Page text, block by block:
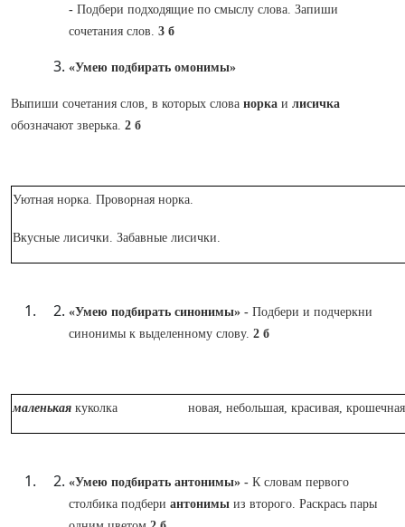
- Подбери подходящие по смыслу слова. Запиши
сочетания слов. 3 б
«Умею подбирать омонимы»
Выпиши сочетания слов, в которых слова норка и лисичка
обозначают зверька. 2 б
Уютная норка. Проворная норка.
Вкусные лисички. Забавные лисички.
«Умею подбирать синонимы» - Подбери и подчеркни
синонимы к выделенному слову. 2 б
маленькая куколка новая, небольшая, красивая, крошечная
«Умею подбирать антонимы» - К словам первого
столбика подбери антонимы из второго. Раскрась пары